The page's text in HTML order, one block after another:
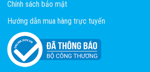
Chính sách bảo mật
Hướng dẫn mua hàng trực tuyến